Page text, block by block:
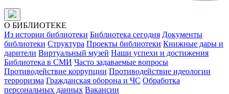
О БИБЛИОТЕКЕ
Из истории библиотеки Библиотека сегодня Документы
библиотеки Структура Проекты библиотеки Книжные дары и
дарители Виртуальный музей Наши успехи и достижения
Библиотека в СМИ Часто задаваемые вопросы
Противодействие коррупции Противодействие идеологии
терроризма Гражданская оборона и ЧС Обработка
персональных данных Вакансии